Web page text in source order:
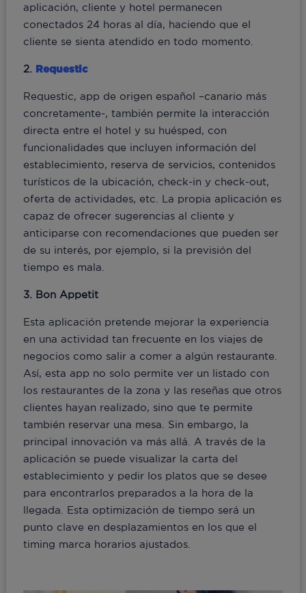
aplicación, cliente y hotel permanecen
conectados 24 horas al día, haciendo que el
cliente se sienta atendido en todo momento.
2. Requestic
Requestic, app de origen español –canario más
concretamente-, también permite la interacción
directa entre el hotel y su huésped, con
funcionalidades que incluyen información del
establecimiento, reserva de servicios, contenidos
turísticos de la ubicación, check-in y check-out,
oferta de actividades, etc. La propia aplicación es
capaz de ofrecer sugerencias al cliente y
anticiparse con recomendaciones que pueden ser
de su interés, por ejemplo, si la previsión del
tiempo es mala.
3. Bon Appetit
Esta aplicación pretende mejorar la experiencia
en una actividad tan frecuente en los viajes de
negocios como salir a comer a algún restaurante.
Así, esta app no solo permite ver un listado con
los restaurantes de la zona y las reseñas que otros
clientes hayan realizado, sino que te permite
también reservar una mesa. Sin embargo, la
principal innovación va más allá. A través de la
aplicación se puede visualizar la carta del
establecimiento y pedir los platos que se desee
para encontrarlos preparados a la hora de la
llegada. Esta optimización de tiempo será un
punto clave en desplazamientos en los que el
timing marca horarios ajustados.